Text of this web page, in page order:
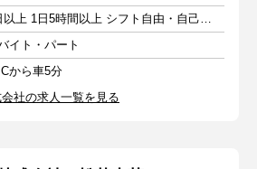
週4日以上 1日5時間以上 シフト自由・自己申告
イト・パート
から車5分
社の求人一覧を見る